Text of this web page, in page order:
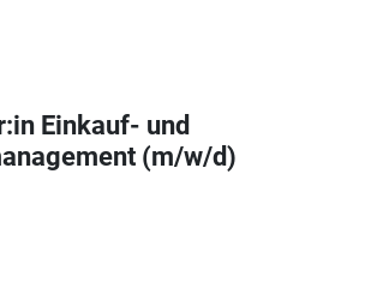
Einkauf- und
(m/w/d)